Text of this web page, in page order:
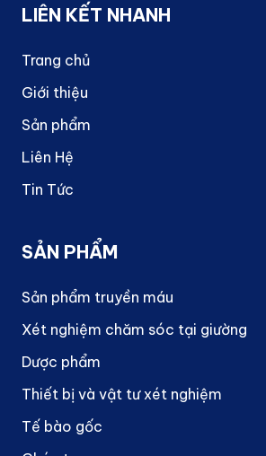
LIÊN KẾT NHANH
Trang chủ
Giới thiệu
Sản phẩm
Liên Hệ
Tin Tức
SẢN PHẨM
Sản phẩm truyền máu
Xét nghiệm chăm sóc tại giường
Dược phẩm
Thiết bị và vật tư xét nghiệm
Tế bào gốc